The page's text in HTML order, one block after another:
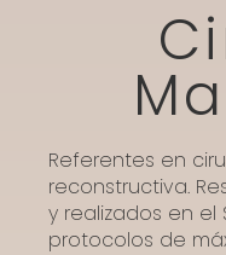
Referentes en
reconstructiva.
y realizados en el
protocolos de